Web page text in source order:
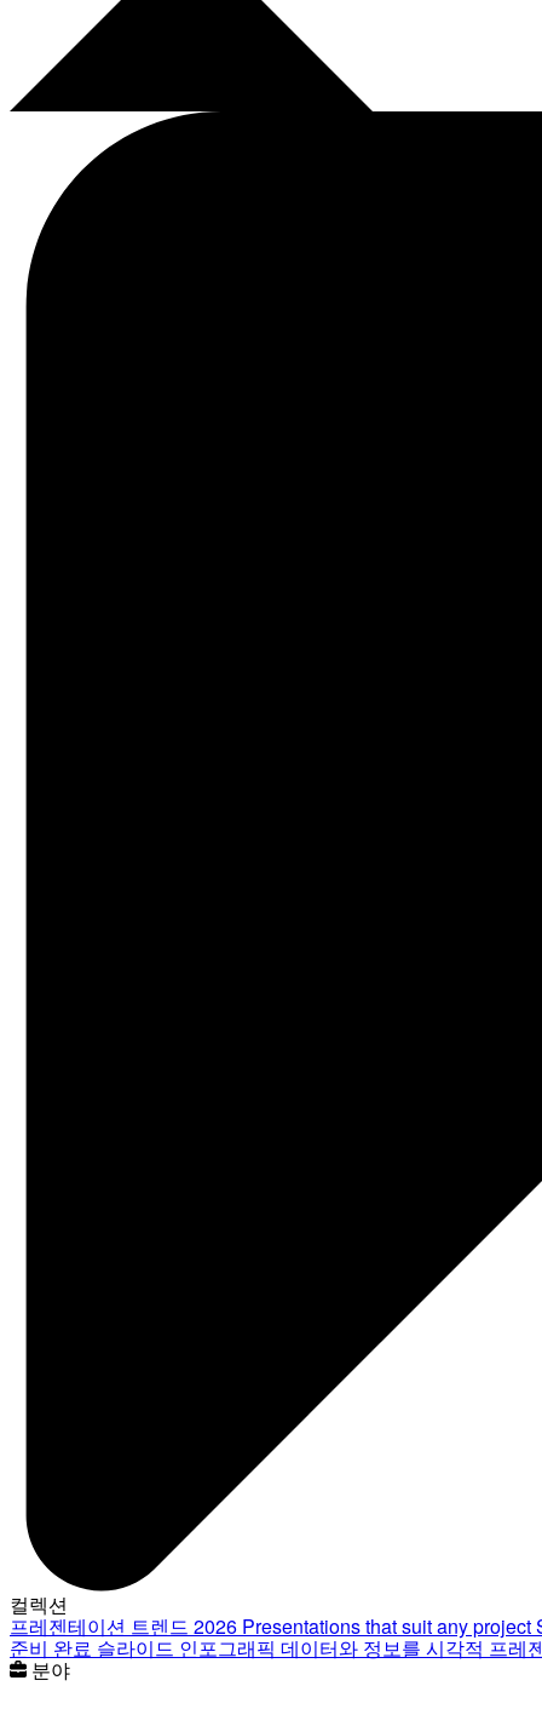
컬렉션
프레젠테이션 트렌드 2026 Presentations that suit any project
준비 완료 슬라이드 인포그래픽 데이터와 정보를 시각적 프레
분야